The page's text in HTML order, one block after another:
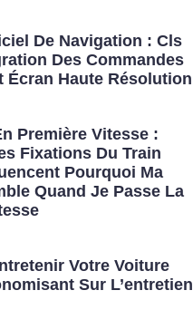
De Navigation : Cls
Des Commandes
Écran Haute Résolution
Première Vitesse :
Fixations Du Train
Pourquoi Ma
Quand Je Passe La
Votre Voiture
Sur L’entretien